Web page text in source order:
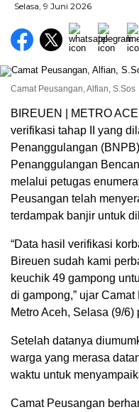
Selasa, 9 Juni 2026
Camat Peusangan, Alfian, S.Sos
BIREUEN | METRO
verifikasi tahap II yang
Penanggulangan
Penanggulangan
melalui petugas
Peusangan telah
terdampak banjir untuk
“Data hasil verifikasi
Bireuen sudah kami
keuchik 49 gampong
di gampong,” ujar
Metro Aceh, Selasa (9/6)
Setelah datanya
warga yang merasa
waktu untuk
Camat Peusangan